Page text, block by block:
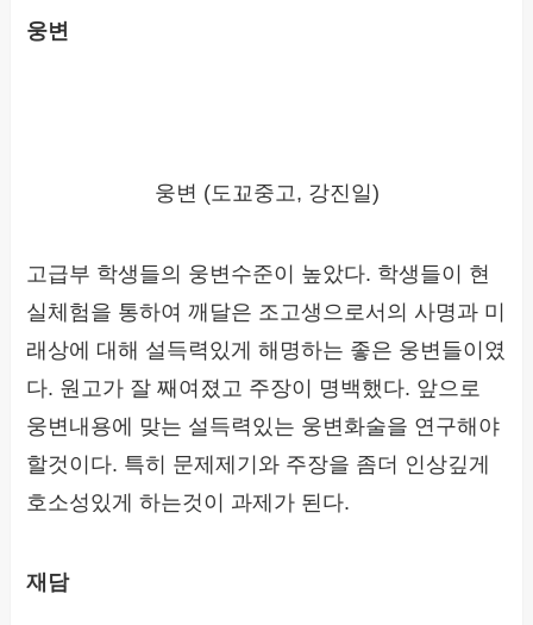
웅변
웅변 (도꾜중고, 강진일)
고급부 학생들의 웅변수준이 높았다. 학생들이 현
실체험을 통하여 깨달은 조고생으로서의 사명과 미
래상에 대해 설득력있게 해명하는 좋은 웅변들이였
다. 원고가 잘 째여졌고 주장이 명백했다. 앞으로
웅변내용에 맞는 설득력있는 웅변화술을 연구해야
할것이다. 특히 문제제기와 주장을 좀더 인상깊게
호소성있게 하는것이 과제가 된다.
재담